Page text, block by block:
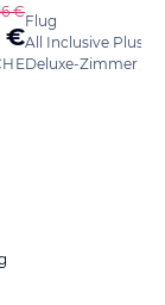
€
€
Flug
All Inclusive Plus